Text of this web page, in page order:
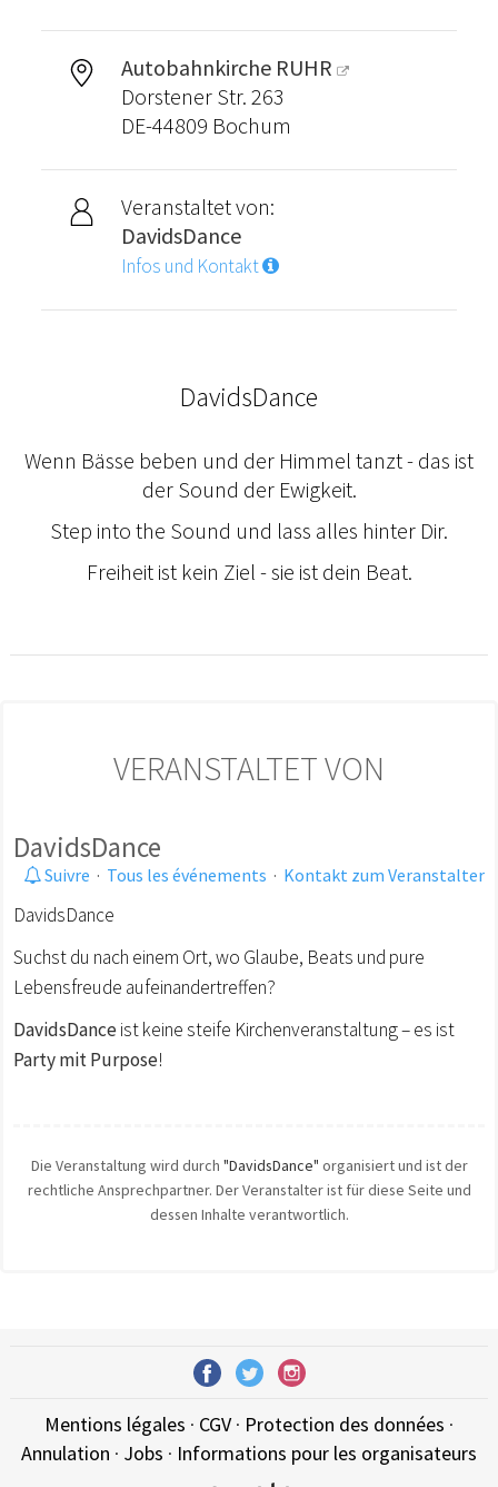
Autobahnkirche RUHR
Dorstener Str. 263
DE-44809 Bochum
Veranstaltet von:
DavidsDance
Infos und Kontakt
DavidsDance
Wenn Bässe beben und der Himmel tanzt - das ist
der Sound der Ewigkeit.
Step into the Sound und lass alles hinter Dir.
Freiheit ist kein Ziel - sie ist dein Beat.
VERANSTALTET VON
DavidsDance
Suivre · Tous les événements · Kontakt zum Veranstalter
DavidsDance
Suchst du nach einem Ort, wo Glaube, Beats und pure
Lebensfreude aufeinandertreffen?
DavidsDanceist keine steife Kirchenveranstaltung – es ist
Party mit Purpose!
Die Veranstaltung wird durch "DavidsDance" organisiert und ist der
rechtliche Ansprechpartner. Der Veranstalter ist für diese Seite und
dessen Inhalte verantwortlich.
Mentions légales · CGV· Protection des données ·
Annulation · Jobs · Informations pour les organisateurs